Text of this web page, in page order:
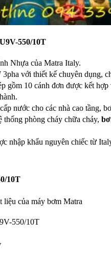
550/10T
Nhựa của Matra Italy.
với thiết kế chuyên dụng,
gồm 10 cánh đơn được kết
nước cho các nhà cao tầng,
thống phòng cháy chữa cháy,
khẩu nguyên chiếc từ
10T
liệu của máy bơm Matra
550/10T